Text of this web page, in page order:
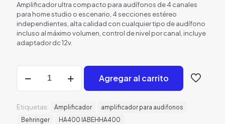
Amplificador ultra compacto para audífonos de 4 canales
para home studio o escenario, 4 secciones estéreo
independientes, alta calidad con cualquier tipo de audífono
incluso al máximo volumen, control de nivel por canal, incluye
adaptador dc 12v.
P/Audif.
cantidad
Agregar al carrito
Etiquetas: Amplificador
amplificador para audifonos
Behringer
HA400 IABEHHA400